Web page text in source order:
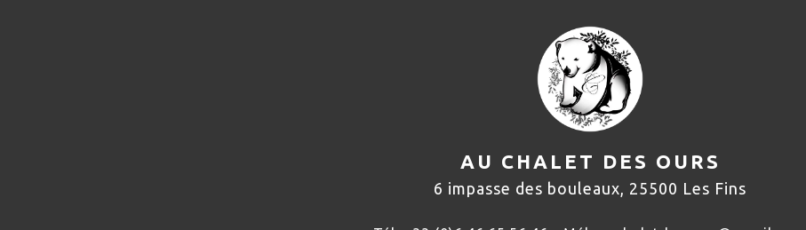
AU CHALET DES OURS
6 impasse des bouleaux, 25500 Les Fins